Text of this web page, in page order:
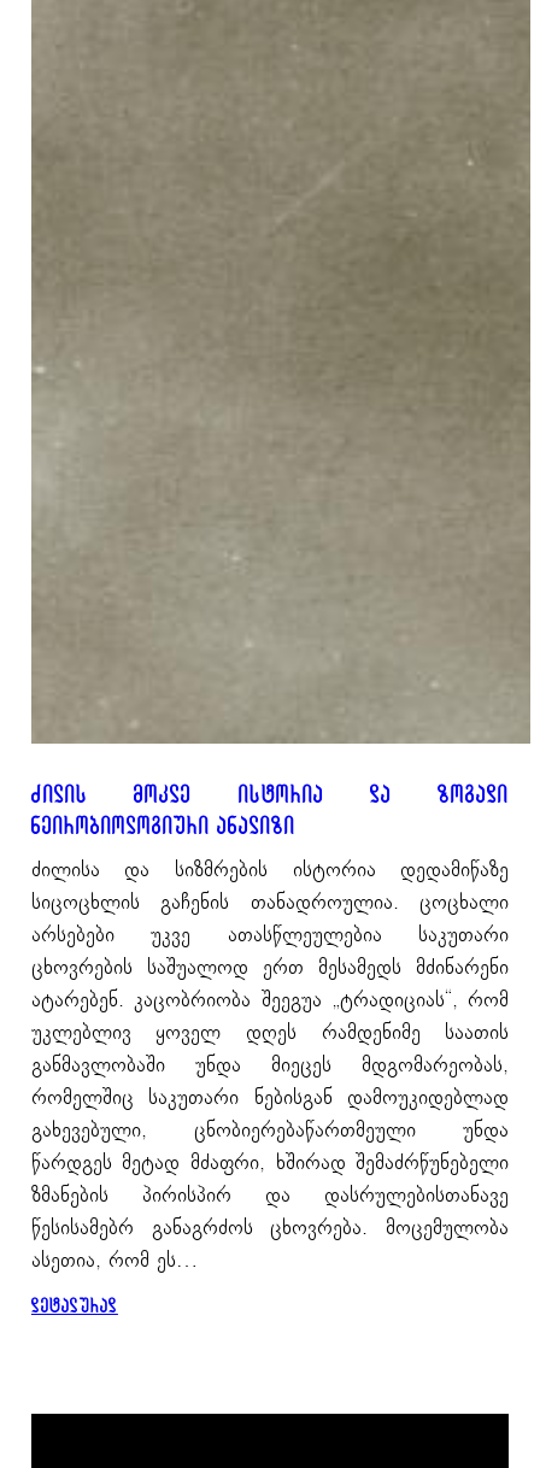
ძილის მოკლე ისტორია და ზოგადი
ნეირობიოლოგიური ანალიზი
ძილისა და სიზმრების ისტორია დედამიწაზე
სიცოცხლის გაჩენის თანადროულია. ცოცხალი
არსებები უკვე ათასწლეულებია საკუთარი
ცხოვრების საშუალოდ ერთ მესამედს მძინარენი
ატარებენ. კაცობრიობა შეეგუა „ტრადიციას“, რომ
უკლებლივ ყოველ დღეს რამდენიმე საათის
განმავლობაში უნდა მიეცეს მდგომარეობას,
რომელშიც საკუთარი ნებისგან დამოუკიდებლად
გახევებული, ცნობიერებაწართმეული უნდა
წარდგეს მეტად მძაფრი, ხშირად შემაძრწუნებელი
ზმანების პირისპირ და დასრულებისთანავე
წესისამებრ განაგრძოს ცხოვრება. მოცემულობა
ასეთია, რომ ეს…
დეტალურად